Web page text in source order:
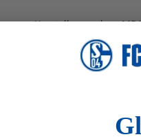
Herstellerangaben: